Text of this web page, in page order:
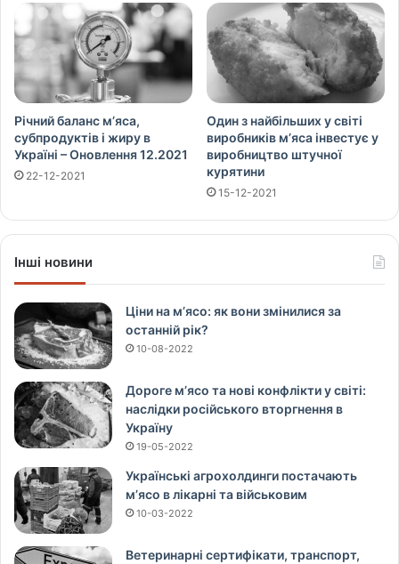
Річний баланс м’яса,
субпродуктів і жиру в
Україні – Оновлення 12.2021
22-12-2021
Один з найбільших у світі
виробників м’яса інвестує у
виробництво штучної
курятини
15-12-2021
Інші новини
Ціни на м’ясо: як вони змінилися за
останній рік?
10-08-2022
Дороге м’ясо та нові конфлікти у світі:
наслідки російського вторгнення в
Україну
19-05-2022
Українські агрохолдинги постачають
м’ясо в лікарні та військовим
10-03-2022
Ветеринарні сертифікати, транспорт,